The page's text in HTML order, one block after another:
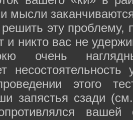
мысли
эту проблему,
и никто вас не
кокю очень
этого
запястья сзади
вашей